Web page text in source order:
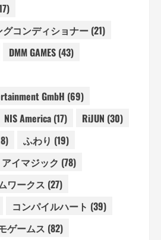
コンディショナー(21)
DMM GAMES(43)
GmbH (69)
NIS America(17) RiJUN (30)
ふわり (19)
アイマジック (78)
ワークス (27)
コンパイルハート (39)
ゲームス (82)